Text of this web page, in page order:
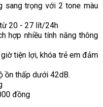
sang trọng với 2 tone màu
20 - 27 lít/24h
hợp nhiều tính năng thông
tiện lợi, khóa trẻ em đảm
ồn thấp dưới 42dB.
đồng